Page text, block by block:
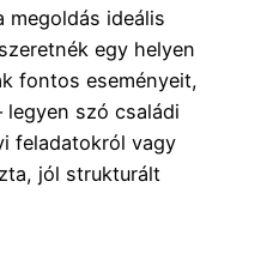
megoldás ideális
egy helyen
fontos eseményeit,
szó családi
feladatokról vagy
jól strukturált